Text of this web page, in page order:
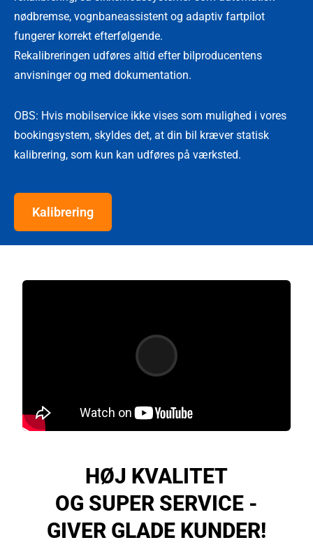
nødbremse, vognbaneassistent og adaptiv fartpilot
fungerer korrekt efterfølgende.
Rekalibreringen udføres altid efter bilproducentens
anvisninger og med dokumentation.
OBS: Hvis mobilservice ikke vises som mulighed i vores
bookingsystem, skyldes det, at din bil kræver statisk
kalibrering, som kun kan udføres på værksted.
Kalibrering
HØJ KVALITET
OG SUPER SERVICE -
GIVER GLADE KUNDER!